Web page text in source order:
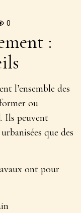
0
:
l’ensemble des
ou
Ils peuvent
que des
ont pour